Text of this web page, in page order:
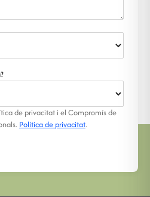
de privacitat i el Compromís de
Política de privacitat.